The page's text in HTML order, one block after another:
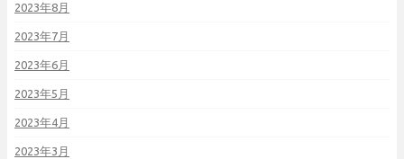
2023年8月
2023年7月
2023年6月
2023年5月
2023年4月
2023年3月